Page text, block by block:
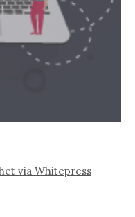
via Whitepress